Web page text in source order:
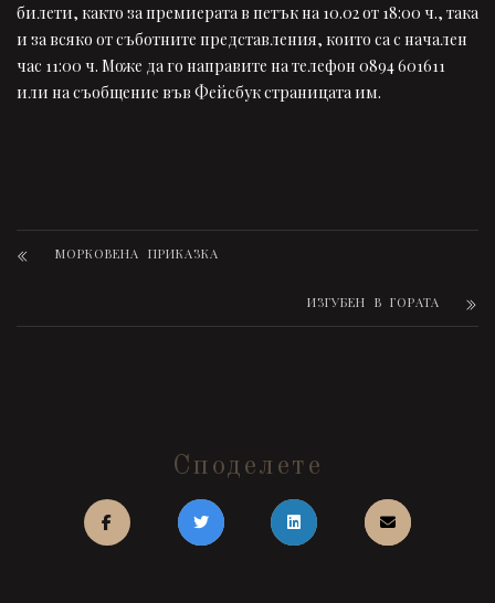
билети, както за премиерата в петък на 10.02 от 18:00 ч., така
и за всяко от съботните представления, които са с начален
час 11:00 ч. Може да го направите на телефон 0894 601611
или на съобщение във Фейсбук страницата им.
МОРКОВЕНА ПРИКАЗКА
ИЗГУБЕН В ГОРАТА
Споделете